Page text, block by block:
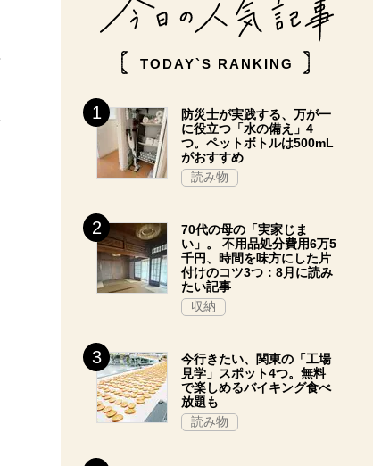
TODAY`S RANKING
防災士が実践する、万が一
に役立つ「水の備え」4
つ。ペットボトルは500mL
がおすすめ
読み物
70代の母の「実家じま
い」。 不用品処分費用6万5
千円、時間を味方にした片
付けのコツ3つ：8月に読み
たい記事
収納
今行きたい、関東の「工場
見学」スポット4つ。無料
で楽しめるバイキング食べ
放題も
読み物